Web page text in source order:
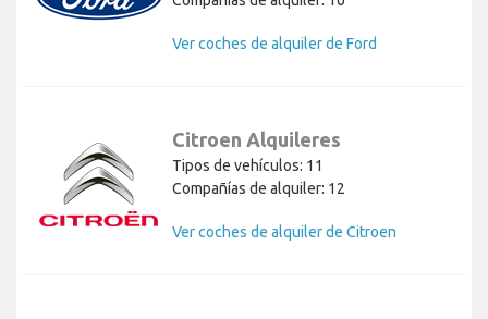
Ver coches de alquiler de Ford
Citroen Alquileres
Tipos de vehículos: 11
Compañías de alquiler: 12
Ver coches de alquiler de Citroen